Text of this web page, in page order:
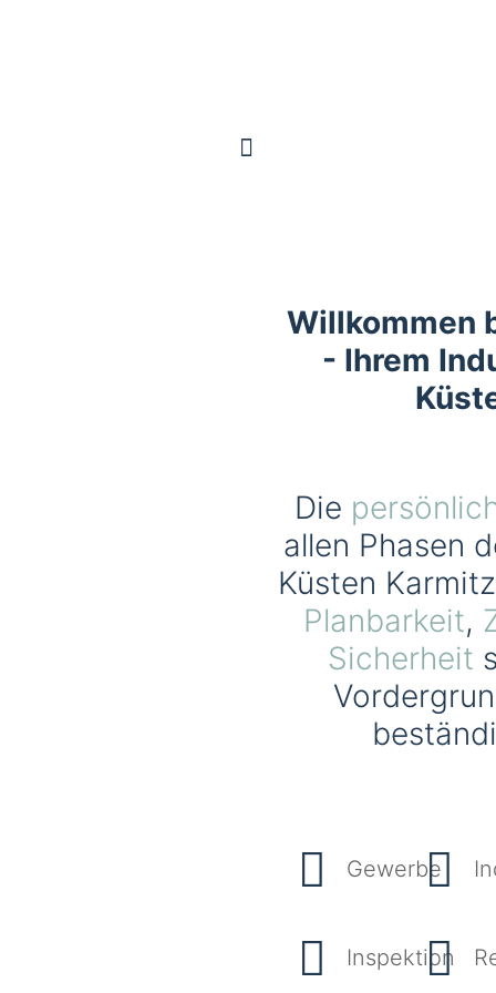
Willkommen
- Ihrem
Die
allen Phasen
Küsten
Planbarkeit,
Sicherheit
Gewerbe
Inspektion